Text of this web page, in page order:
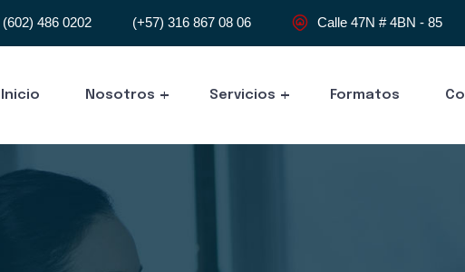
(602) 486 0202 (+57) 316 867 08 06 Calle 47N # 4BN - 85
Inicio Nosotros Servicios Formatos